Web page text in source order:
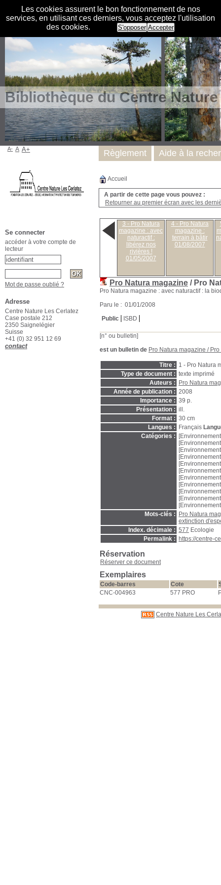
Les cookies assurent le bon fonctionnement de nos
services, en utilisant ces derniers, vous acceptez l'utilisation
des cookies.
S'opposer Accepter
Bibliothèque du Centre
Accueil
A partir de cette page vous pouvez :
Retourner au premier écran avec les
3 - Pro Natura
magazine : avec
naturactif :
libérez nos
rivières !
01/05/2007
4 - Pro Natura
magazine :
terrain à bâtir
01/08/2007
Pro Natura magazine / Pro
Pro Natura magazine : avec naturactif : la
Paru le : 01/01/2008
Public
ISBD
[n° ou bulletin]
est un bulletin de Pro Natura magazine /
Titre : 1 - Pro Natura
Type de document : texte imprimé
Auteurs :
Pro Natura
Année de publication : 2008
Importance : 39 p.
Présentation : ill.
Format : 30 cm
Langues :
Français
Catégories :
Mots-clés :
Pro Natura
extinction
Index. décimale : 577 Ecologie
Permalink :
https://centre-
Réservation
Réserver ce document
Exemplaires
Code-barres Cote
CNC-004963
577 PRO
Centre Nature Les
Règlement Aide à la
A- A A+
Se connecter
accéder à votre compte de
lecteur
Mot de passe oublié ?
Adresse
Centre Nature Les Cerlatez
Case postale 212
2350 Saignelégier
Suisse
+41 (0) 32 951 12 69
contact